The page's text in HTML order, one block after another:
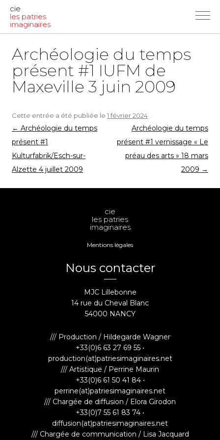
cie
les patries
imaginaires
Archéologie du temps
présent #1 IUFM de
Maxeville 3 juin 2009
Cette entrée a été publiée le 1 février 2024
Navigation
des
articles
← Archéologie du temps
présent #1
Kulturfabrik/Esch-sur-
Alzette 4 juillet 2009
Archéologie du temps
présent #1 vernissage « Le
préau des arts » 18 mars
2009 →
cie
les patries
imaginaires
Mentions légales
Nous contacter
MJC Lillebonne
14 rue du Cheval Blanc
54000 NANCY
/// Production / Hildegarde Wagner
+33(0)6 63 27 69 55 •
production(at)patriesimaginaires.net
/// Artistique / Perrine Maurin
+33(0)6 61 50 41 84 •
perrine(at)patriesimaginaires.net
/// Chargée de diffusion / Elora Girodon
+33(0)7 55 61 83 74 •
diffusion(at)patriesimaginaires.net
/// Chargée de communication / Lisa Jacquard